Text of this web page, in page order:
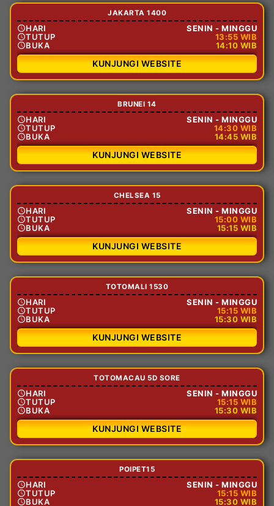
JAKARTA 1400
HARI
SENIN - MINGGU
TUTUP
13:55 WIB
BUKA
14:10 WIB
KUNJUNGI WEBSITE
BRUNEI 14
HARI
SENIN - MINGGU
TUTUP
14:30 WIB
BUKA
14:45 WIB
KUNJUNGI WEBSITE
CHELSEA 15
HARI
SENIN - MINGGU
TUTUP
15:00 WIB
BUKA
15:15 WIB
KUNJUNGI WEBSITE
TOTOMALI 1530
HARI
SENIN - MINGGU
TUTUP
15:15 WIB
BUKA
15:30 WIB
KUNJUNGI WEBSITE
TOTOMACAU 5D SORE
HARI
SENIN - MINGGU
TUTUP
15:15 WIB
BUKA
15:30 WIB
KUNJUNGI WEBSITE
POIPET15
HARI
SENIN - MINGGU
TUTUP
15:15 WIB
BUKA
15:30 WIB